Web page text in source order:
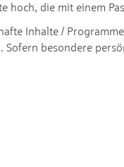
die mit einem
Inhalte /
besondere